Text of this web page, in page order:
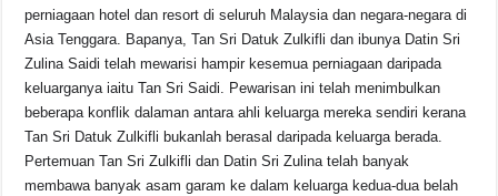
perniagaan hotel dan resort di seluruh Malaysia dan negara-negara di
Asia Tenggara. Bapanya, Tan Sri Datuk Zulkifli dan ibunya Datin Sri
Zulina Saidi telah mewarisi hampir kesemua perniagaan daripada
keluarganya iaitu Tan Sri Saidi. Pewarisan ini telah menimbulkan
beberapa konflik dalaman antara ahli keluarga mereka sendiri kerana
Tan Sri Datuk Zulkifli bukanlah berasal daripada keluarga berada.
Pertemuan Tan Sri Zulkifli dan Datin Sri Zulina telah banyak
membawa banyak asam garam ke dalam keluarga kedua-dua belah